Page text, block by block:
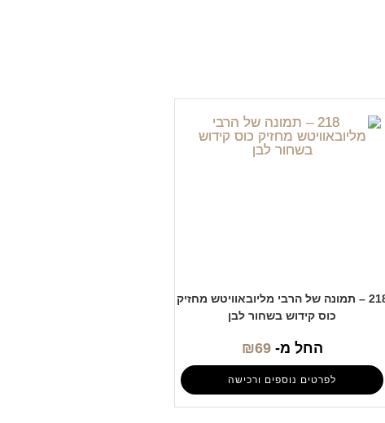
218 – תמונה של הרבי מליובאוויטש מחזיק
כוס קידוש בשחור לבן
החל מ- ₪69
לפרטים נוספים ורכישה